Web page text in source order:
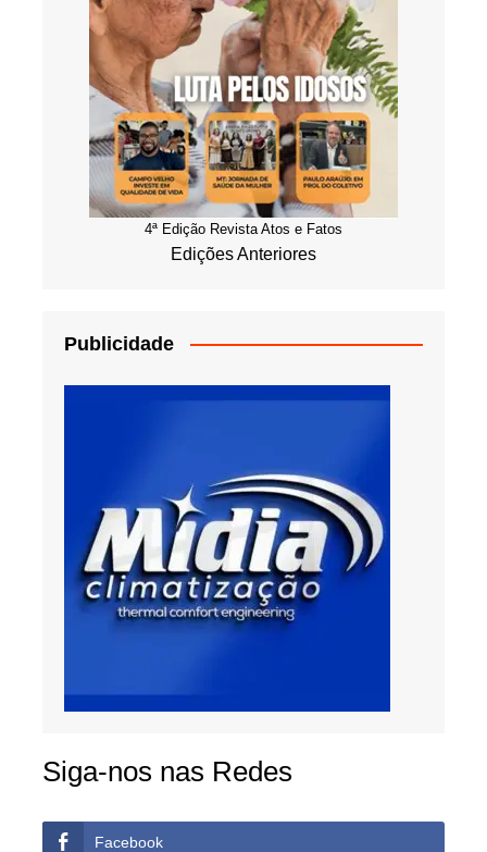
4ª Edição Revista Atos e Fatos
Edições Anteriores
Publicidade
Siga-nos nas Redes
Facebook